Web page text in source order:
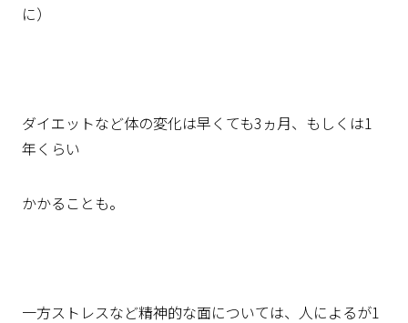
に）
ダイエットなど体の変化は早くても3 ヵ月、もしくは1
年くらい
かかることも。
一方ストレスなど精神的な面については、人によるが1